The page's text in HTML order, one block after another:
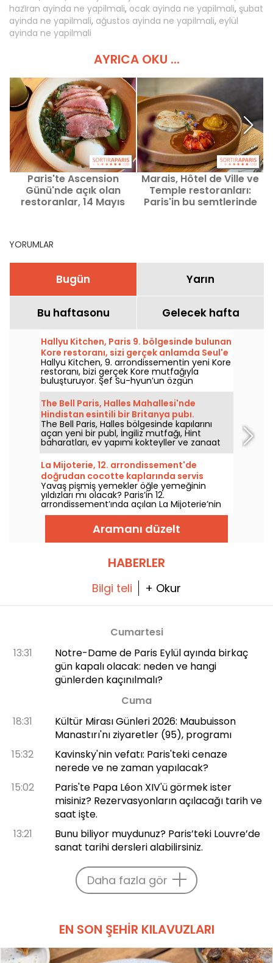
hazi̇ran ayinda ne yapilmali, ocak ayinda ne yapilmali, şubat
ayinda ne yapilmali, ağustos ayinda ne yapilmali, eylül
ayinda ne yapilmali
AYRICA OKU ...
Paris'te Ascension
Günü'nde açık olan
restoranlar, 14 Mayıs
Marais, Hôtel de Ville ve
Temple restoranları:
Paris'in bu semtlerinde
YORUMLAR
Bugün Yarın
Bu haftasonu Gelecek hafta
Hallyu Kitchen, Paris 9. bölgesinde bulunan
Kore restoranı, sizi gerçek anlamda Seul'e
götürüyor
Hallyu Kitchen, 9. arrondissementin yeni Kore
restoranı, bizi gerçek Kore mutfağıyla
buluşturuyor. Şef Su-hyun’un özgün
dokunuşlarıyla hazırlanan menüde, ssam
tarzı ızgaralar, çıtır kızarmış tavuk ve
geleneksel bibimbap sizinle buluşmayı
bekliyor.
The Bell Paris, Halles Mahallesi'nde
Hindistan esintili bir Britanya pubı.
The Bell Paris, Halles bölgesinde kapılarını
açan yeni bir publ, İngiliz mutfağı, Hint
baharatları, ev yapımı kokteyller ve zanaat
bira çeşitlerini bir araya getiriyor; dekor ise
Jim Hamilton imzalı.
La Mijoterie, 12. arrondissement'de
doğrudan cocotte kaplarında servis
edilen yavaş pişmiş yemekler sunuyor.
Yavaş pişmiş yemekler öğle yemeğinin
yıldızları mı olacak? Paris’in 12.
arrondissement’ında açılan La Mijoterie’nin
iddiası bu: Şef Augustin Garnier’in uzun süreli
pişirme mutfağı ve bu yemekler doğrudan
kokotte’lerde servis ediliyor.
Aramanı düzelt
HABERLER
Bilgi teli + Okur
Cumartesi
13:31
Notre-Dame de Paris Eylül ayında birkaç
gün kapalı olacak: neden ve hangi
günlerden kaçınılmalı?
Cuma
18:31
Kültür Mirası Günleri 2026: Maubuisson
Manastırı'nı ziyaretler (95), programı
15:32
Kavinsky'nin vefatı: Paris'teki cenaze
nerede ve ne zaman yapılacak?
15:02
Paris'te Papa Léon XIV'ü görmek ister
misiniz? Rezervasyonların açılacağı tarih ve
saat işte.
13:21
Bunu biliyor muydunuz? Paris’teki Louvre’de
sanat tarihi dersleri alabilirsiniz.
Daha fazla gör
EN SON ŞEHIR KILAVUZLARI